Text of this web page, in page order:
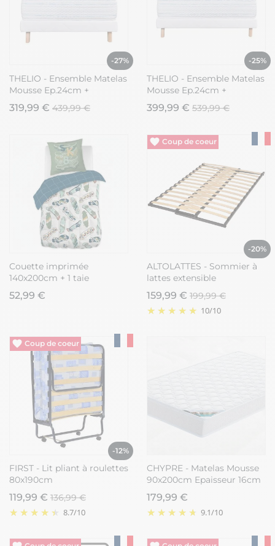
-27%
THELIO - Ensemble Matelas
Mousse Ep.24cm +
Sommier Tapissier Blanc
90x190 cm
319,99 € 439,99 €
-25%
THELIO - Ensemble Matelas
Mousse Ep.24cm +
Sommier Tapissier Blanc
140x190 cm
399,99 € 539,99 €
Couette imprimée
140x200cm + 1 taie
d'oreiller 63x63cm coton
motif stakeboard - STREET
52,99 €
Vide entrepôt
-20%
ALTOLATTES - Sommier à
lattes extensible
159,99 € 199,99 €
10/10
Vide entrepôt
-12%
FIRST - Lit pliant à roulettes
80x190cm
119,99 € 136,99 €
8.7/10
CHYPRE - Matelas Mousse
90x200cm Epaisseur 16cm
179,99 €
9.1/10